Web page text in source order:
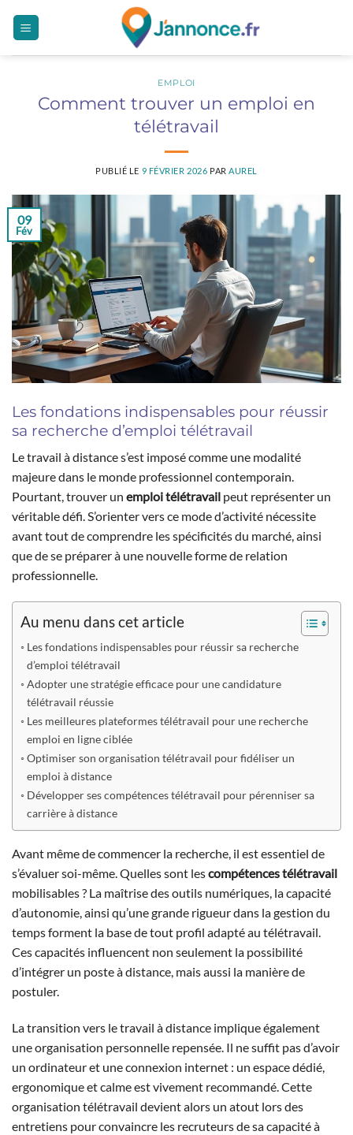
EMPLOI
Comment trouver un emploi en
télétravail
PUBLIÉ LE 9 FÉVRIER 2026 PAR AUREL
09
Fév
Les fondations indispensables pour réussir
sa recherche d’emploi télétravail
Le travail à distance s’est imposé comme une modalité
majeure dans le monde professionnel contemporain.
Pourtant, trouver un emploi télétravail peut représenter un
véritable défi. S’orienter vers ce mode d’activité nécessite
avant tout de comprendre les spécificités du marché, ainsi
que de se préparer à une nouvelle forme de relation
professionnelle.
Au menu dans cet article
Les fondations indispensables pour réussir sa recherche
d’emploi télétravail
Adopter une stratégie efficace pour une candidature
télétravail réussie
Les meilleures plateformes télétravail pour une recherche
emploi en ligne ciblée
Optimiser son organisation télétravail pour fidéliser un
emploi à distance
Développer ses compétences télétravail pour pérenniser sa
carrière à distance
Avant même de commencer la recherche, il est essentiel de
s’évaluer soi-même. Quelles sont lescompétences télétravail
mobilisables ? La maîtrise des outils numériques, la capacité
d’autonomie, ainsi qu’une grande rigueur dans la gestion du
temps forment la base de tout profil adapté au télétravail.
Ces capacités influencent non seulement la possibilité
d’intégrer un poste à distance, mais aussi la manière de
postuler.
La transition vers le travail à distance implique également
une organisation personnelle repensée. Il ne suffit pas d’avoir
un ordinateur et une connexion internet : un espace dédié,
ergonomique et calme est vivement recommandé. Cette
organisation télétravail devient alors un atout lors des
entretiens pour convaincre les recruteurs de sa capacité à